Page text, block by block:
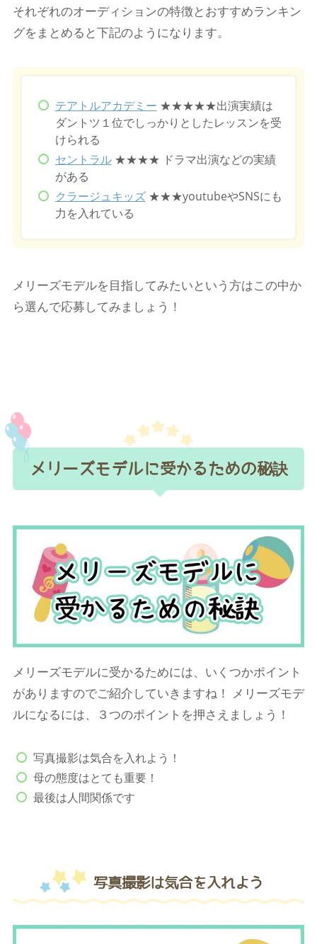
それぞれのオーディションの特徴とおすすめランキン
グをまとめると下記のようになります。
テアトルアカデミー ★★★★★出演実績は
ダントツ１位でしっかりとしたレッスンを受
けられる
セントラル★★★★ ドラマ出演などの実績
がある
クラージュキッズ★★★youtubeやSNSにも
力を入れている
メリーズモデルを目指してみたいという方はこの中か
ら選んで応募してみましょう！
メリーズモデルに受かるための秘訣
メリーズモデルに受かるためには、いくつかポイント
がありますのでご紹介していきますね！ メリーズモデ
ルになるには、３つのポイントを押さえましょう！
写真撮影は気合を入れよう！
母の態度はとても重要！
最後は人間関係です
写真撮影は気合を入れよう